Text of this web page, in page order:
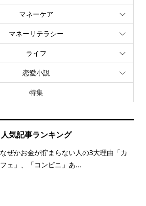
マネーケア
マネーリテラシー
ライフ
恋愛小説
特集
人気記事ランキング
なぜかお金が貯まらない人の3大理由「カ
フェ」、「コンビニ」あ...